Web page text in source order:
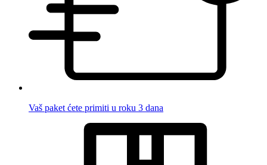
Vaš paket ćete primiti u roku 3 dana